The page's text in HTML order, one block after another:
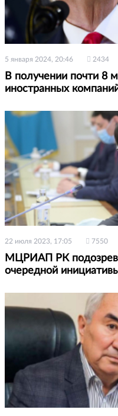
5 января 2024, 20:46 2434
В получении почти 8
иностранных
22 июля 2023, 17:05 7550
МЦРИАП РК
очередной